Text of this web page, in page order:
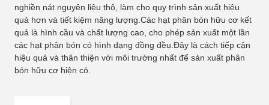
nghiền nát nguyên liệu thô, làm cho quy trình sản xuất hiệu
quả hơn và tiết kiệm năng lượng.Các hạt phân bón hữu cơ kết
quả là hình cầu và chất lượng cao, cho phép sản xuất một lần
các hạt phân bón có hình dạng đồng đều.Đây là cách tiếp cận
hiệu quả và thân thiện với môi trường nhất để sản xuất phân
bón hữu cơ hiện có.